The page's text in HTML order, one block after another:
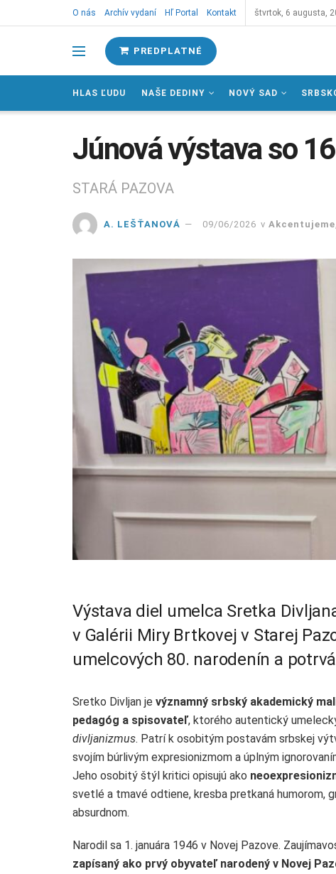
O nás Archív vydaní Hľ Portal Kontakt štvrtok, 6 augusta,
PREDPLATNÉ
HLAS ĽUDU NAŠE DEDINY NOVÝ SAD
Júnová výstava so
STARÁ PAZOVA
A. LEŠŤANOVÁ 09/06/2026 v Akcentujeme
Výstava diel umelca Sretka
v Galérii Miry Brtkovej v Starej
umelcových 80. narodenín a
Sretko Divljan je významný srbský akademický
pedagóg a spisovateľ, ktorého autentický
divljanizmus. Patrí k osobitým postavám srbskej
svojím búrlivým expresionizmom a úplným
Jeho osobitý štýl kritici opisujú ako
svetlé a tmavé odtiene, kresba pretkaná humorom,
absurdnom.
Narodil sa 1. januára 1946 v Novej Pazove.
zapísaný ako prvý obyvateľ narodený v Novej